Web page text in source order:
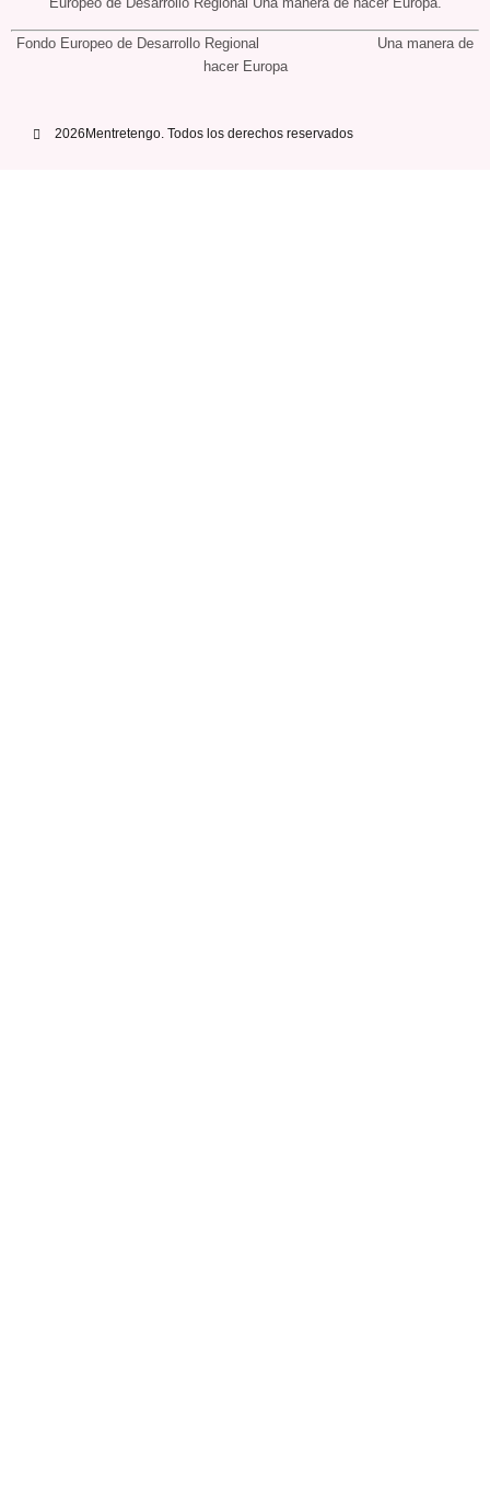
Fondo Europeo de Desarrollo Regional Una manera de
hacer Europa
2026Mentretengo. Todos los derechos reservados